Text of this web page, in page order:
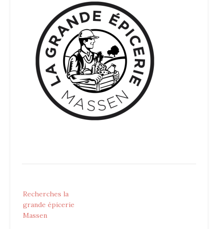
navigation
Recherches la
grande épicerie
Massen